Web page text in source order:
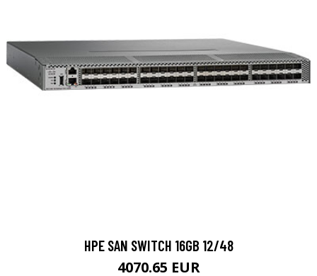
HPE SAN SWITCH 16GB 12/48
4070.65 EUR